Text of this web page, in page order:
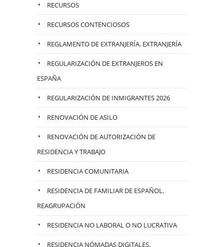
RECURSOS
RECURSOS CONTENCIOSOS
REGLAMENTO DE EXTRANJERÍA. EXTRANJERÍA
REGULARIZACIÓN DE EXTRANJEROS EN
ESPAÑA
REGULARIZACIÓN DE INMIGRANTES 2026
RENOVACIÓN DE ASILO
RENOVACIÓN DE AUTORIZACIÓN DE
RESIDENCIA Y TRABAJO
RESIDENCIA COMUNITARIA
RESIDENCIA DE FAMILIAR DE ESPAÑOL.
REAGRUPACIÓN
RESIDENCIA NO LABORAL O NO LUCRATIVA
RESIDENCIA NÓMADAS DIGITALES.